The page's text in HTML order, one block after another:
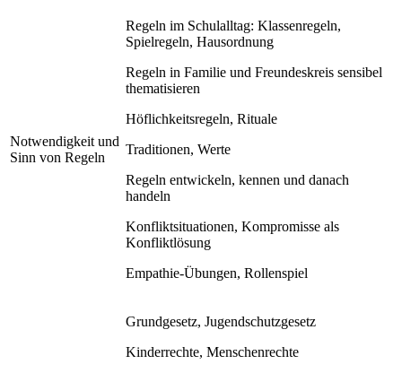
Notwendigkeit und
Sinn von Regeln
Regeln im Schulalltag: Klassenregeln,
Spielregeln, Hausordnung
Regeln in Familie und Freundeskreis sensibel
thematisieren
Höflichkeitsregeln, Rituale
Traditionen, Werte
Regeln entwickeln, kennen und danach
handeln
Konfliktsituationen, Kompromisse als
Konfliktlösung
Empathie-Übungen, Rollenspiel
Grundgesetz, Jugendschutzgesetz
Kinderrechte, Menschenrechte